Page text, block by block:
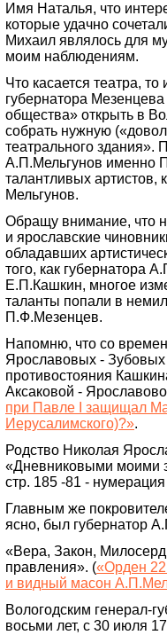
Имя Наталья, что
которые удачно
Михаил являлось для
моим наблюдениям.
Что касается театра,
губернатора
общества» открыть в
собрать нужную
театрального здания».
А.П.Мельгунов именно
талантливых
Мельгунов.
Обращу внимание, что
и ярославские
обладавших
того, как губернатора
Е.П.Кашкин, многое
таланты попали в
П.Ф.Мезенцев.
Напомню, что со
Ярославовых - Зубовых
противостояния
Аксаковой -
при Павле I защищал
Иерусалимского)?».
Родство Николая
«Дневниковыми моими
стр. 185 -81 -
Главным же
ясно, был губернатор
«Вера, Закон,
правления». («Орден
и видный масон
Вологодским генерал-
восьми лет, с 30 июля